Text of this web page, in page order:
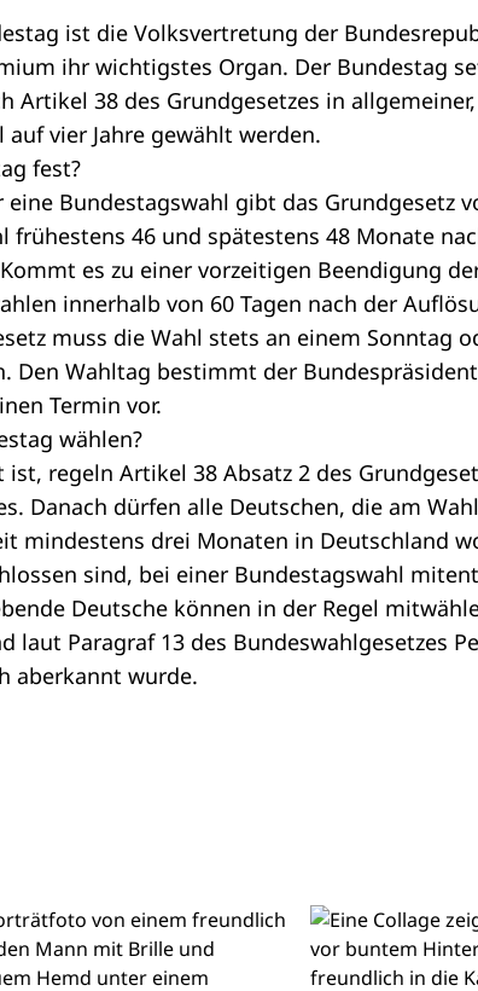
ist die Volksvertretung der
ihr wichtigstes Organ. Der Bundestag
Artikel 38 des Grundgesetzes in
vier Jahre gewählt werden.
fest?
Bundestagswahl gibt das Grundgesetz
frühestens 46 und spätestens 48 Monate
es zu einer vorzeitigen Beendigung
innerhalb von 60 Tagen nach der
muss die Wahl stets an einem Sonntag
Den Wahltag bestimmt der Bundespräsident
Termin vor.
wählen?
regeln Artikel 38 Absatz 2 des
Danach dürfen alle Deutschen, die am
mindestens drei Monaten in Deutschland
sind, bei einer Bundestagswahl
Deutsche können in der Regel
laut Paragraf 13 des Bundeswahlgesetzes
aberkannt wurde.